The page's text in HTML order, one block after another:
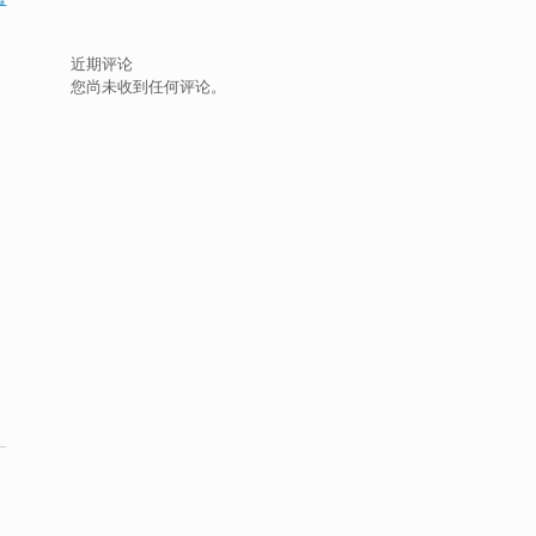
近期评论
您尚未收到任何评论。